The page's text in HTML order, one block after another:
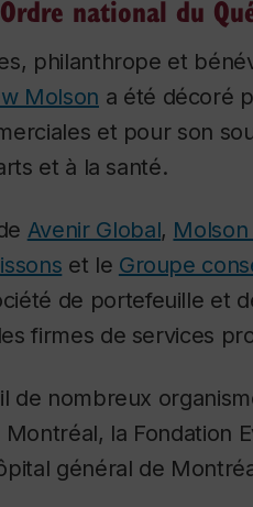
national du
philanthrope et
Molson a été décoré
et pour son
et à la santé.
Avenir Global,
et le Groupe
de portefeuille et
firmes de services
de nombreux
la Fondation
général de